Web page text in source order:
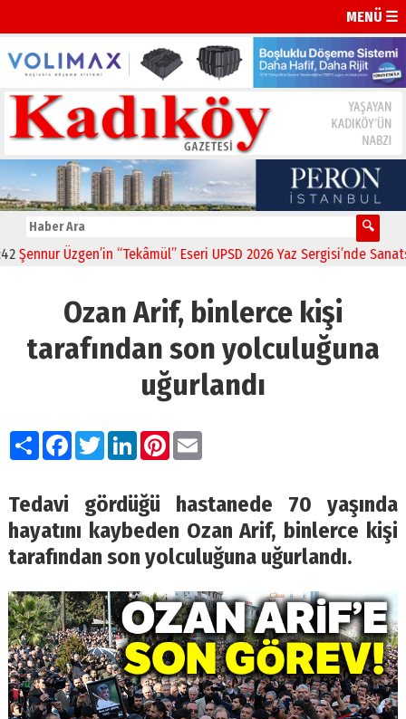
MENÜ ☰
Üzgen’in “Tekâmül” Eseri UPSD 2026 Yaz Sergisi’nde
Ozan Arif, binlerce kişi
tarafından son yolculuğuna
uğurlandı
PaylaşFacebook
TwitterLinkedIn
Pinterest
Email
Tedavi gördüğü hastanede 70 yaşında
hayatını kaybeden Ozan Arif, binlerce kişi
tarafından son yolculuğuna uğurlandı.